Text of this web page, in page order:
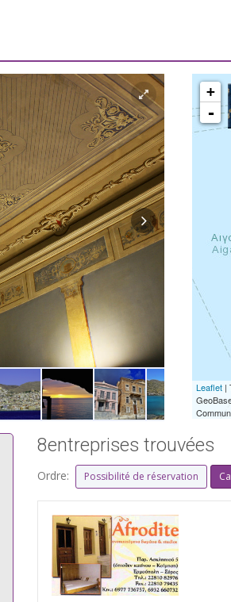
+
-
Leaflet |
8entreprises trouvées
Ordre: Possibilité de réservation